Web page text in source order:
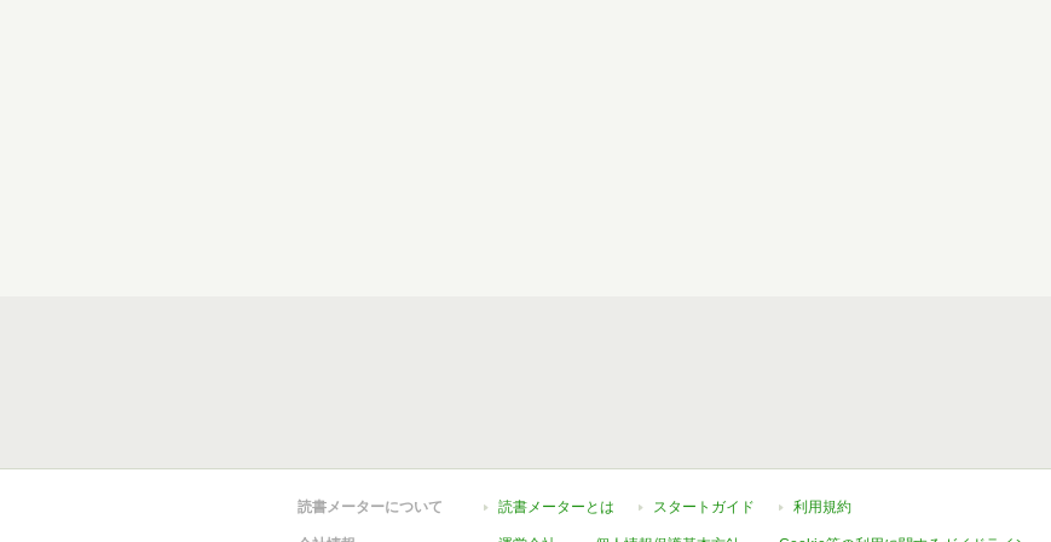
読書メーターについて 読書メーターとは スタートガイド 利用規約